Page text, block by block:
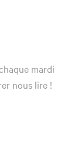
mardi
nous lire !